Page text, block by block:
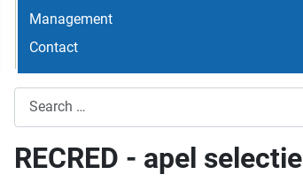
Management
Contact
RECRED - apel selectie